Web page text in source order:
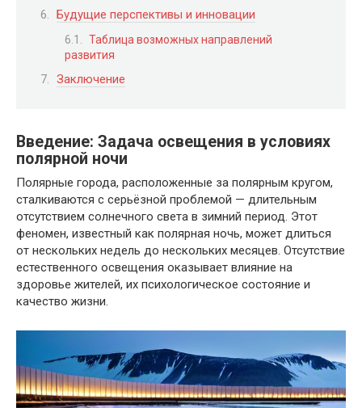
Будущие перспективы и инновации
Таблица возможных направлений
развития
Заключение
Введение: Задача освещения в условиях
полярной ночи
Полярные города, расположенные за полярным кругом,
сталкиваются с серьёзной проблемой — длительным
отсутствием солнечного света в зимний период. Этот
феномен, известный как полярная ночь, может длиться
от нескольких недель до нескольких месяцев. Отсутствие
естественного освещения оказывает влияние на
здоровье жителей, их психологическое состояние и
качество жизни.